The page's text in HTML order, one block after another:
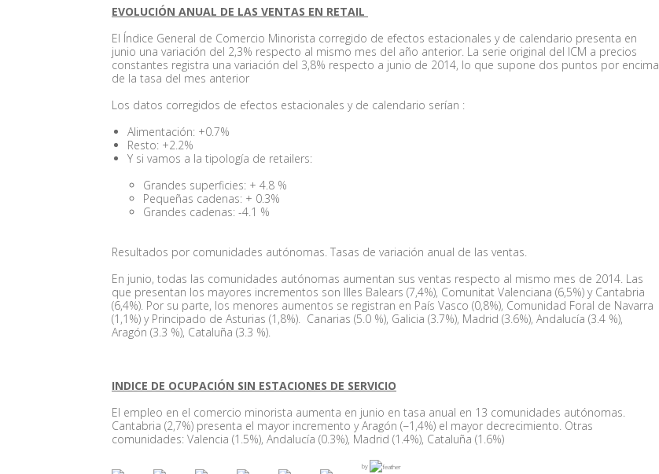
EVOLUCIÓN ANUAL DE LAS VENTAS EN RETAIL
El Índice General de Comercio Minorista corregido de efectos estacionales y de calendario presenta en
junio una variación del 2,3% respecto al mismo mes del año anterior. La serie original del ICM a precios
constantes registra una variación del 3,8% respecto a junio de 2014, lo que supone dos puntos por encima
de la tasa del mes anterior
Los datos corregidos de efectos estacionales y de calendario serían :
Alimentación: +0.7%
Resto: +2.2%
Y si vamos a la tipología de retailers:
Grandes superficies: + 4.8 %
Pequeñas cadenas: + 0.3%
Grandes cadenas: -4.1 %
Resultados por comunidades autónomas. Tasas de variación anual de las ventas.
En junio, todas las comunidades autónomas aumentan sus ventas respecto al mismo mes de 2014. Las
que presentan los mayores incrementos son Illes Balears (7,4%), Comunitat Valenciana (6,5%) y Cantabria
(6,4%). Por su parte, los menores aumentos se registran en País Vasco (0,8%), Comunidad Foral de Navarra
(1,1%) y Principado de Asturias (1,8%). Canarias (5.0 %), Galicia (3.7%), Madrid (3.6%), Andalucía (3.4 %),
Aragón (3.3 %), Cataluña (3.3 %).
INDICE DE OCUPACIÓN SIN ESTACIONES DE SERVICIO
El empleo en el comercio minorista aumenta en junio en tasa anual en 13 comunidades autónomas.
Cantabria (2,7%) presenta el mayor incremento y Aragón (−1,4%) el mayor decrecimiento. Otras
comunidades: Valencia (1.5%), Andalucía (0.3%), Madrid (1.4%), Cataluña (1.6%)
by